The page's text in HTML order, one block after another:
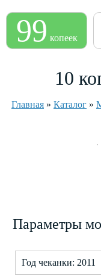
99 копеек
10
Главная » Каталог »
Параметры
Год чеканки: 2011